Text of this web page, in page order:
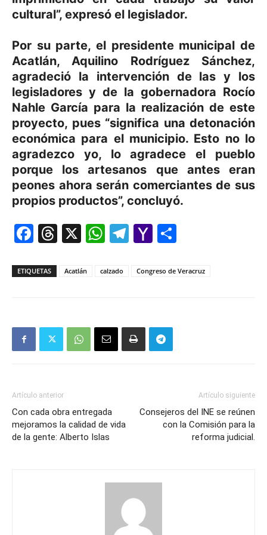
cultural”, expresó el legislador.
Por su parte, el presidente municipal de
Acatlán, Aquilino Rodríguez Sánchez,
agradeció la intervención de las y los
legisladores y de la gobernadora Rocío
Nahle García para la realización de este
proyecto, pues “significa una detonación
económica para el municipio. Esto no lo
agradezco yo, lo agradece el pueblo
porque los artesanos que antes eran
peones ahora serán comerciantes de sus
propios productos”, concluyó.
Facebook
Threads
X WhatsApp
Telegram
Yahoo
ETIQUETAS Acatlán calzado Congreso de Veracruz
Artículo anterior
Con cada obra entregada
mejoramos la calidad de vida
de la gente: Alberto Islas
Artículo siguiente
Consejeros del INE se reúnen
con la Comisión para la
reforma judicial.